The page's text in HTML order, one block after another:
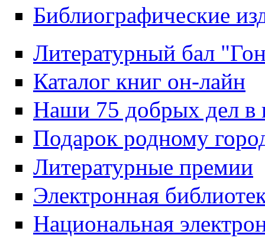
Библиографические
Литературный бал
Каталог книг он-лайн
Наши 75 добрых дел в
Подарок родному
Литературные премии
Электронная
Национальная